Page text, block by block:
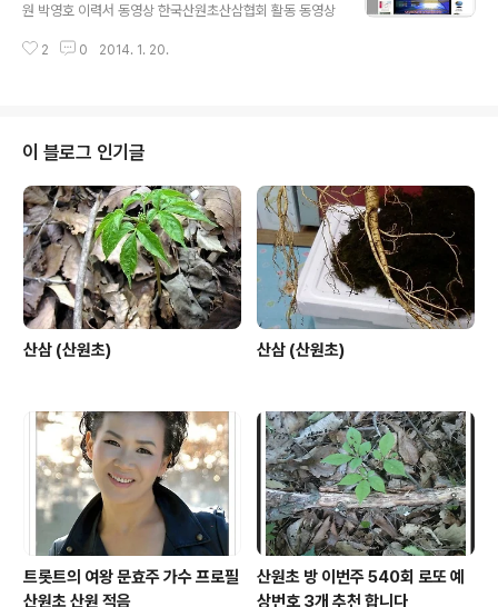
원 박영호 이력서 동영상 한국산원초산삼협회 활동 동영상
2 0 2014. 1. 20.
이 블로그 인기글
산삼 (산원초) 산삼 (산원초)
트롯트의 여왕 문효주 가수 프로필
산원초 산원 적음
산원초 방 이번주 540회 로또 예
상번호 3개 추천 합니다